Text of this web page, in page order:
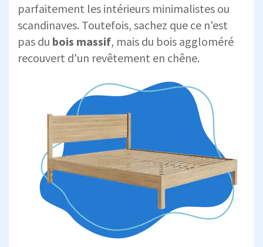
parfaitement les intérieurs minimalistes ou
scandinaves. Toutefois, sachez que ce n'est
pas du bois massif, mais du bois aggloméré
recouvert d'un revêtement en chêne.